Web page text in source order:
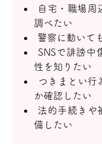
自宅・職場周
調べたい
警察に動いて
SNSで誹謗中
性を知りたい
つきまとい行
か確認したい
法的手続きや
備したい